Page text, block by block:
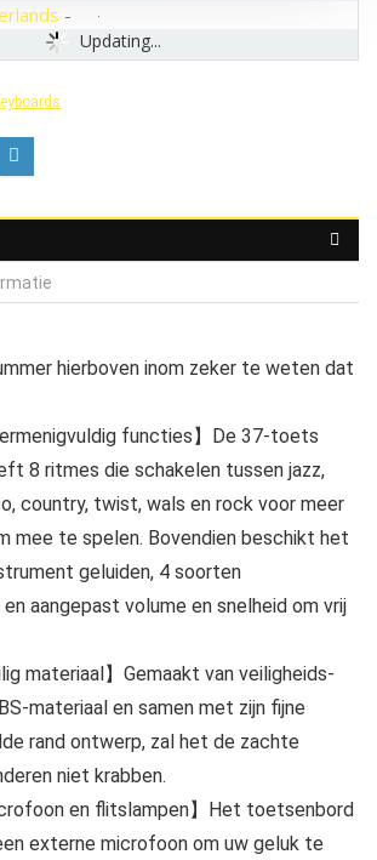
Updating...
-
hierboven inom zeker te weten dat
functies】De 37-toets
8 ritmes die schakelen tussen jazz,
country, twist, wals en rock voor meer
mee te spelen. Bovendien beschikt het
geluiden, 4 soorten
aangepast volume en snelheid om vrij
materiaal】Gemaakt van veiligheids-
materiaal en samen met zijn fijne
rand ontwerp, zal het de zachte
niet krabben.
en flitslampen】Het toetsenbord
externe microfoon om uw geluk te